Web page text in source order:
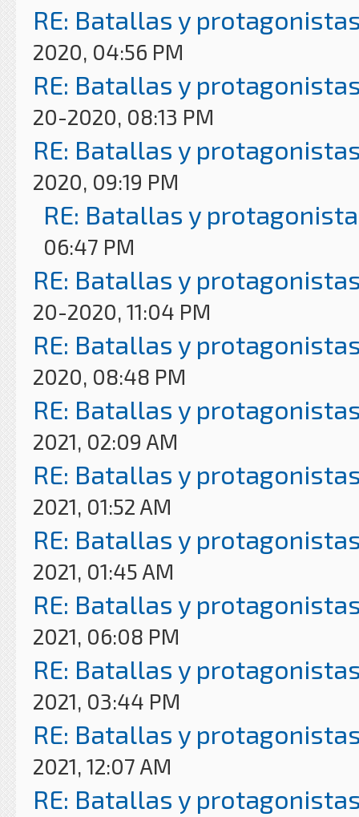
RE: Batallas y
2020, 04:56 PM
RE: Batallas y
20-2020, 08:13 PM
RE: Batallas y
2020, 09:19 PM
RE: Batallas y
06:47 PM
RE: Batallas y
20-2020, 11:04 PM
RE: Batallas y
2020, 08:48 PM
RE: Batallas y
2021, 02:09 AM
RE: Batallas y
2021, 01:52 AM
RE: Batallas y
2021, 01:45 AM
RE: Batallas y
2021, 06:08 PM
RE: Batallas y
2021, 03:44 PM
RE: Batallas y
2021, 12:07 AM
RE: Batallas y